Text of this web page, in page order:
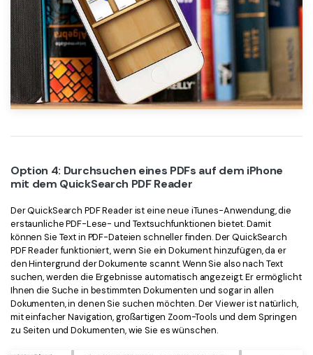
Option 4: Durchsuchen eines PDFs auf dem iPhone
mit dem QuickSearch PDF Reader
Der QuickSearch PDF Reader ist eine neue iTunes-Anwendung, die
erstaunliche PDF-Lese- und Textsuchfunktionen bietet. Damit
können Sie Text in PDF-Dateien schneller finden. Der QuickSearch
PDF Reader funktioniert, wenn Sie ein Dokument hinzufügen, da er
den Hintergrund der Dokumente scannt. Wenn Sie also nach Text
suchen, werden die Ergebnisse automatisch angezeigt. Er ermöglicht
Ihnen die Suche in bestimmten Dokumenten und sogar in allen
Dokumenten, in denen Sie suchen möchten. Der Viewer ist natürlich,
mit einfacher Navigation, großartigen Zoom-Tools und dem Springen
zu Seiten und Dokumenten, wie Sie es wünschen.